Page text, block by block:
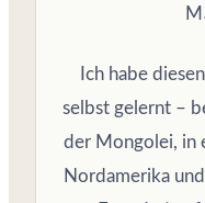
Ich habe
selbst gelernt –
der Mongolei, in
Nordamerika